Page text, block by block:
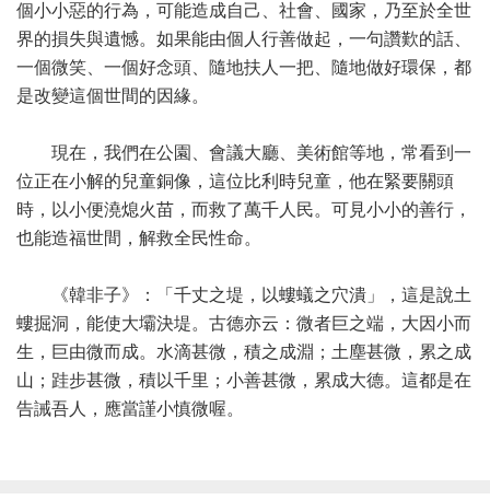
個小小惡的行為，可能造成自己、社會、國家，乃至於全世
界的損失與遺憾。如果能由個人行善做起，一句讚歎的話、
一個微笑、一個好念頭、隨地扶人一把、隨地做好環保，都
是改變這個世間的因緣。
現在，我們在公園、會議大廳、美術館等地，常看到一
位正在小解的兒童銅像，這位比利時兒童，他在緊要關頭
時，以小便澆熄火苗，而救了萬千人民。可見小小的善行，
也能造福世間，解救全民性命。
《韓非子》：「千丈之堤，以螻蟻之穴潰」，這是說土
螻掘洞，能使大壩決堤。古德亦云：微者巨之端，大因小而
生，巨由微而成。水滴甚微，積之成淵；土塵甚微，累之成
山；跬步甚微，積以千里；小善甚微，累成大德。這都是在
告誡吾人，應當謹小慎微喔。